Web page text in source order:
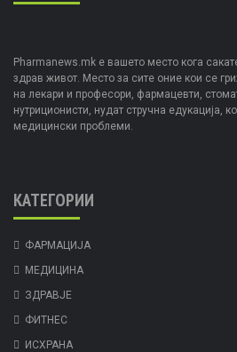
Pharmanews.mk е вашето место кога
здрав живот. Место за сите оние кои се
на лекари и професори, фармацевти,
нутриционисти, нудат стручна едукација,
медицински проблеми.
КАТЕГОРИИ
ФАРМАЦИЈА
МЕДИЦИНА
ЗДРАВЈЕ
ФИТНЕС
ИСХРАНА